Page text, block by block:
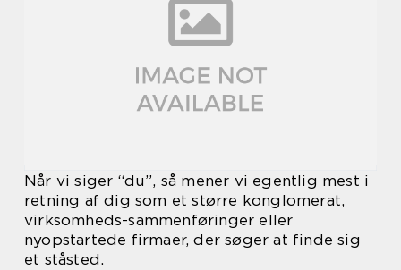
Når vi siger “du”, så mener vi egentlig mest i
retning af dig som et større konglomerat,
virksomheds-sammenføringer eller
nyopstartede firmaer, der søger at finde sig
et ståsted.